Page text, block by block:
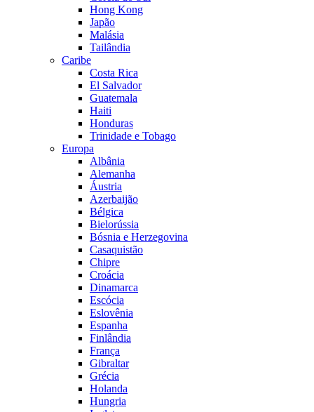
Hong Kong
Japão
Malásia
Tailândia
Caribe
Costa Rica
El Salvador
Guatemala
Haiti
Honduras
Trinidade e Tobago
Europa
Albânia
Alemanha
Áustria
Azerbaijão
Bélgica
Bielorússia
Bósnia e Herzegovina
Casaquistão
Chipre
Croácia
Dinamarca
Escócia
Eslovênia
Espanha
Finlândia
França
Gibraltar
Grécia
Holanda
Hungria